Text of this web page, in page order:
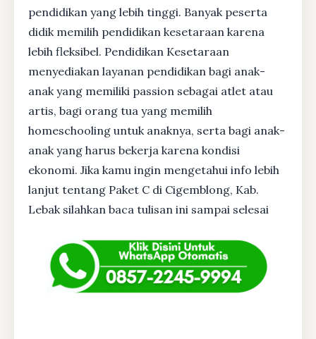
pendidikan yang lebih tinggi. Banyak peserta
didik memilih pendidikan kesetaraan karena
lebih fleksibel. Pendidikan Kesetaraan
menyediakan layanan pendidikan bagi anak-
anak yang memiliki passion sebagai atlet atau
artis, bagi orang tua yang memilih
homeschooling untuk anaknya, serta bagi anak-
anak yang harus bekerja karena kondisi
ekonomi. Jika kamu ingin mengetahui info lebih
lanjut tentang Paket C di Cigemblong, Kab.
Lebak silahkan baca tulisan ini sampai selesai